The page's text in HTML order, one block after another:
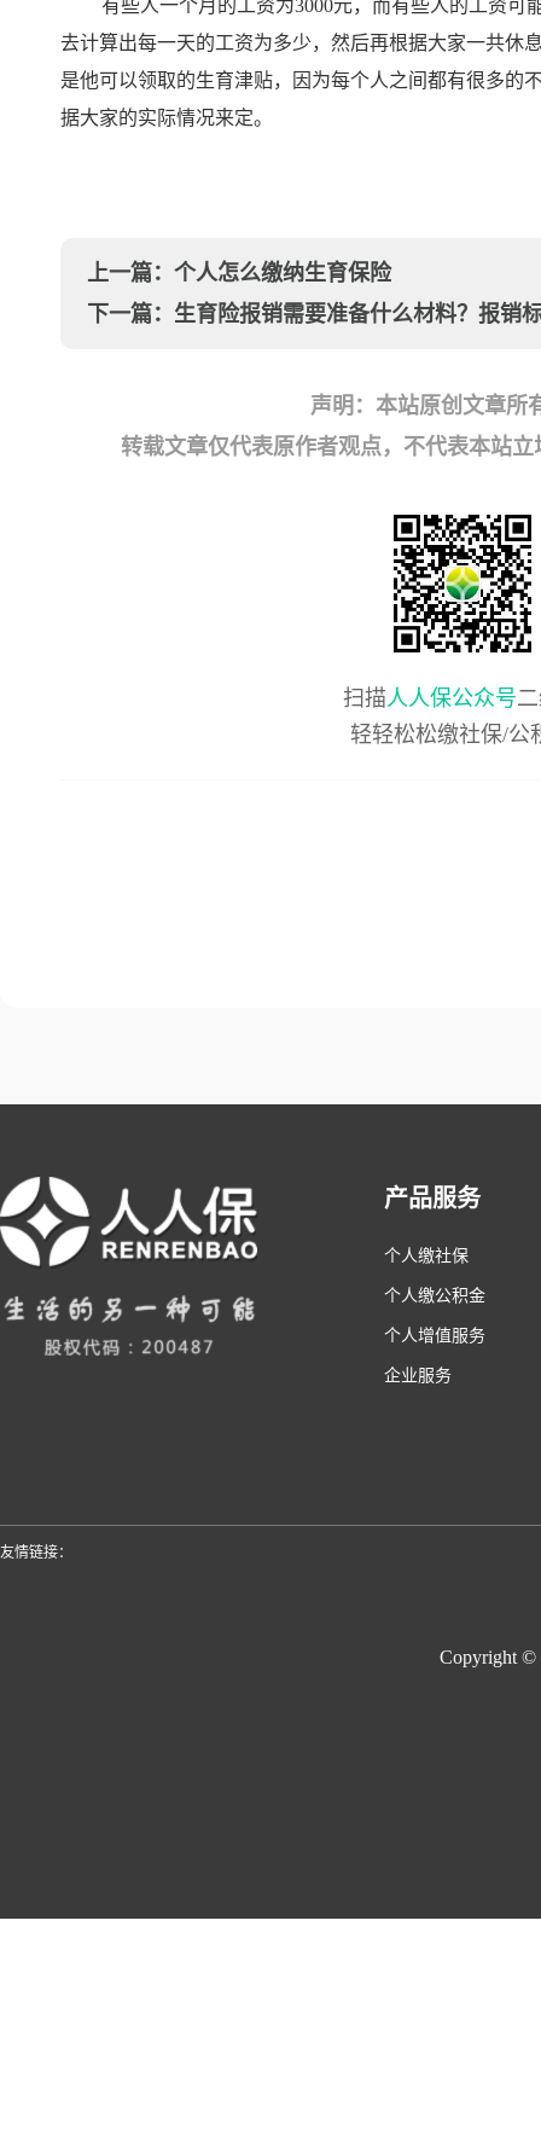
有些人一个月的工资为3000元，而有些人的工资
去计算出每一天的工资为多少，然后再根据大家一共休
是他可以领取的生育津贴，因为每个人之间都有很多的
据大家的实际情况来定。
上一篇： 个人怎么缴纳生育保险
下一篇： 生育险报销需要准备什么材料？报销
声明：本站原创文章所
转载文章仅代表原作者观点，不代表本站
扫描人人保公众号
轻轻松松缴社保/公
产品服务
个人缴社保
个人缴公积金
个人增值服务
企业服务
友情链接：
Copyright ©